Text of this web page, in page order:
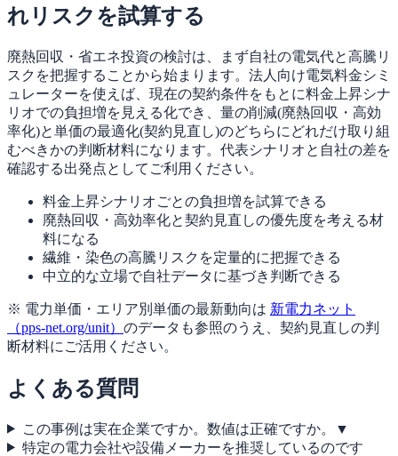
れリスクを試算する
廃熱回収・省エネ投資の検討は、まず自社の電気代と高騰リ
スクを把握することから始まります。法人向け電気料金シミ
ュレーターを使えば、現在の契約条件をもとに料金上昇シナ
リオでの負担増を見える化でき、量の削減(廃熱回収・高効
率化)と単価の最適化(契約見直し)のどちらにどれだけ取り組
むべきかの判断材料になります。代表シナリオと自社の差を
確認する出発点としてご利用ください。
料金上昇シナリオごとの負担増を試算できる
廃熱回収・高効率化と契約見直しの優先度を考える材
料になる
繊維・染色の高騰リスクを定量的に把握できる
中立的な立場で自社データに基づき判断できる
※ 電力単価・エリア別単価の最新動向は 新電力ネット
（pps-net.org/unit） のデータも参照のうえ、契約見直しの判
断材料にご活用ください。
よくある質問
この事例は実在企業ですか。数値は正確ですか。
▼
特定の電力会社や設備メーカーを推奨しているのです